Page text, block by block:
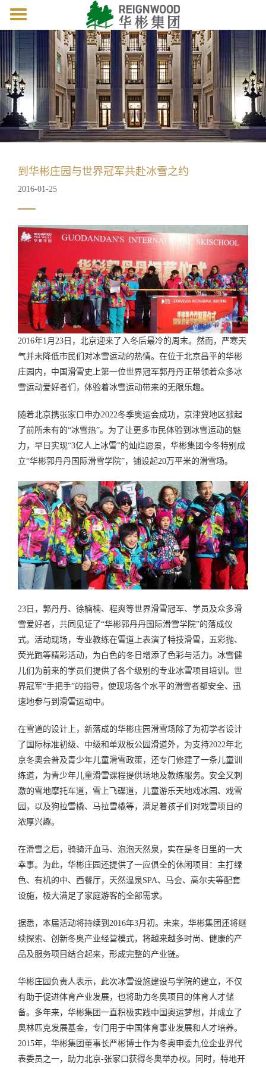
Toggle
navigation
到华彬庄园与世界冠军共赴冰雪之约
2016-01-25
2016年1月23日，北京迎来了入冬后最冷的周末。然而，严寒天
气并未降低市民们对冰雪运动的热情。在位于北京昌平的华彬
庄园内，中国滑雪史上第一位世界冠军郭丹丹正带领着众多冰
雪运动爱好者们，体验着冰雪运动带来的无限乐趣。
随着北京携张家口申办2022冬季奥运会成功，京津冀地区掀起
了前所未有的“冰雪热”。为了让更多市民体验到冰雪运动的魅
力，早日实现“3亿人上冰雪”的灿烂愿景，华彬集团今冬特别成
立“华彬郭丹丹国际滑雪学院”，铺设起20万平米的滑雪场。
23日，郭丹丹、徐楠楠、程爽等世界滑雪冠军、学员及众多滑
雪爱好者，共同见证了“华彬郭丹丹国际滑雪学院”的落成仪
式。活动现场，专业教练在雪道上表演了特技滑雪，五彩抛、
荧光跑等精彩活动，为白色的冬日增添了色彩与活力。冰雪健
儿们为前来的学员们提供了各个级别的专业冰雪项目培训。世
界冠军“手把手”的指导，使现场各个水平的滑雪者都安全、迅
速地参与到滑雪运动中。
在雪道的设计上，新落成的华彬庄园滑雪场除了为初学者设计
了国际标准初级、中级和单双板公园滑道外，为支持2022年北
京冬奥会普及青少年儿童滑雪政策，还专门修建了一条儿童训
练道，为青少年儿童滑雪课程提供场地及教练服务。安全又刺
激的雪地摩托车道，雪上飞碟道，儿童游乐天地戏冰园、戏雪
园，以及狗拉雪橇、马拉雪橇等，满足着孩子们对戏雪项目的
浓厚兴趣。
在滑雪之后，骑骑汗血马、泡泡天然泉，实在是冬日里的一大
幸事。为此，华彬庄园还提供了一应俱全的休闲项目：主打绿
色、有机的中、西餐厅，天然温泉SPA、马会、高尔夫等配套
设施，极大满足了家庭游客的全部需求。
据悉，本届活动将持续到2016年3月初。未来，华彬集团还将继
续探索、创新冬奥产业经营模式，将越来越多时尚、健康的产
品及服务项目结合起来，形成完整的产业链。
华彬庄园负责人表示，此次冰雪设施建设与学院的建立，不仅
有助于促进体育产业发展，也将助力冬奥项目的体育人才储
备。多年来，华彬集团一直积极实践中国奥运梦想，并成立了
奥林匹克发展基金，专门用于中国体育事业发展和人才培养。
2015年，华彬集团董事长严彬博士作为冬奥申委九位企业界代
表委员之一，助力北京-张家口获得冬奥举办权。同时，特地开